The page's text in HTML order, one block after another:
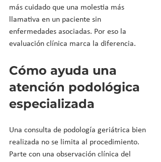
más cuidado que una molestia más
llamativa en un paciente sin
enfermedades asociadas. Por eso la
evaluación clínica marca la diferencia.
Cómo ayuda una
atención podológica
especializada
Una consulta de podología geriátrica bien
realizada no se limita al procedimiento.
Parte con una observación clínica del